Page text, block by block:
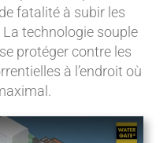
fatalité à subir les
technologie souple
protéger contre les
à l’endroit où